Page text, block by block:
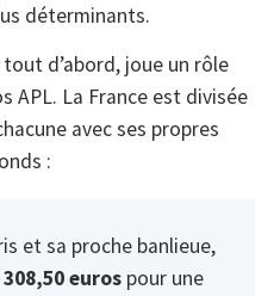
déterminants.
tout d’abord, joue un rôle
APL. La France est divisée
avec ses propres
:
et sa proche banlieue,
308,50 eurospour une